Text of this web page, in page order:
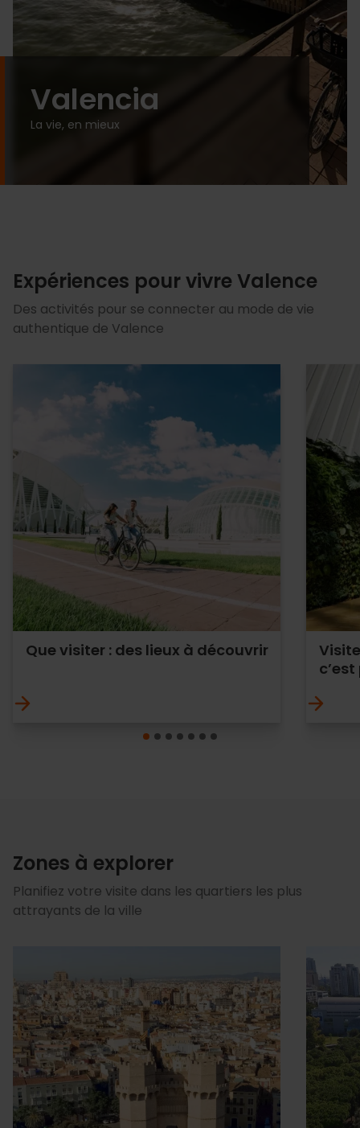
Valencia
La vie, en mieux
Expériences pour vivre Valence
Des activités pour se connecter au mode de vie
authentique de Valence
Que visiter : des lieux à découvrir
Zones à explorer
Planifiez votre visite dans les quartiers les plus
attrayants de la ville